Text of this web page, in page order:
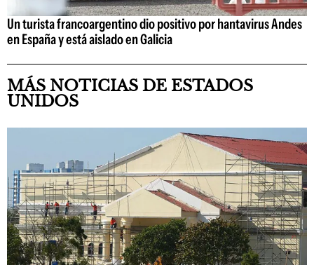
Un turista francoargentino dio positivo por hantavirus Andes
en España y está aislado en Galicia
MÁS NOTICIAS DE ESTADOS
UNIDOS